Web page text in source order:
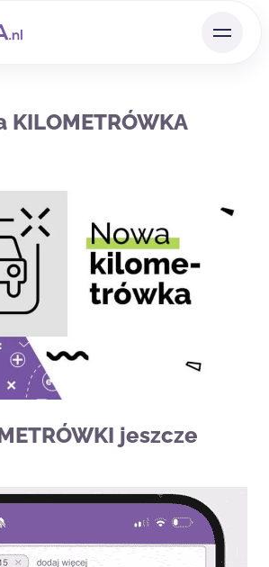
KILOMETRÓWKA
jeszcze